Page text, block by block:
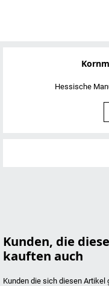
Hessische
Kunden, die
kauften auch
Kunden die sich diesen